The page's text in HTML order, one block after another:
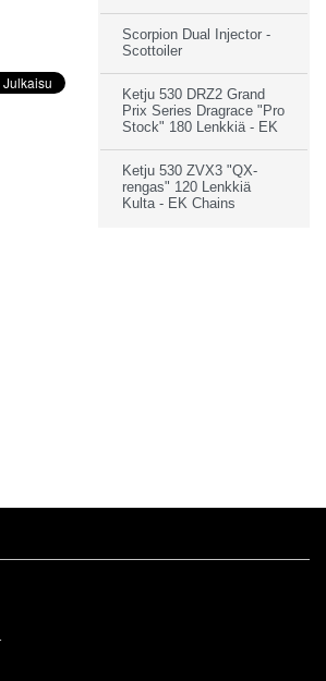
Scorpion Dual Injector -
Scottoiler
Ketju 530 DRZ2 Grand
Prix Series Dragrace "Pro
Stock" 180 Lenkkiä - EK
Ketju 530 ZVX3 "QX-
rengas" 120 Lenkkiä
Kulta - EK Chains